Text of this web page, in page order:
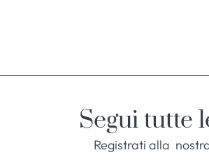
Segui tutte
Registrati alla